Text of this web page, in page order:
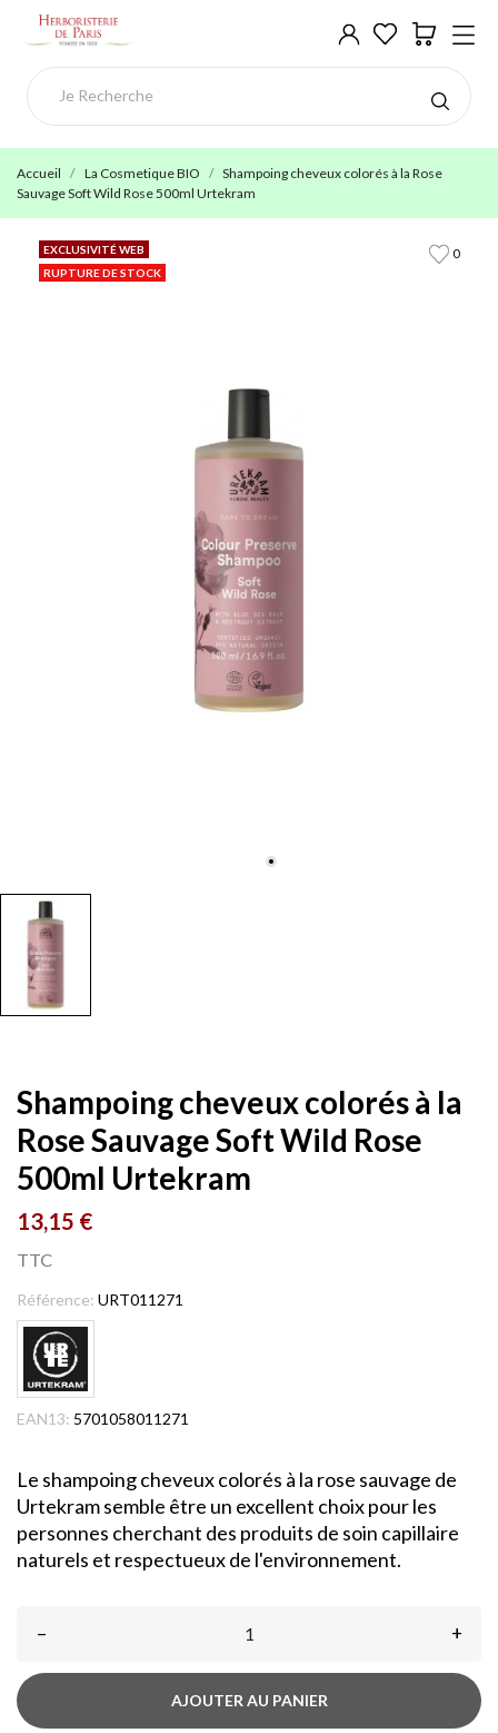
Accueil La Cosmetique BIO
Shampoing cheveux colorés à la Rose
Sauvage Soft Wild Rose 500ml Urtekram
0
EXCLUSIVITÉ WEB
RUPTURE DE STOCK
Shampoing cheveux colorés à la
Rose Sauvage Soft Wild Rose
500ml Urtekram
13,15 €
TTC
Référence: URT011271
EAN13: 5701058011271
Le shampoing cheveux colorés à la rose sauvage de
Urtekram semble être un excellent choix pour les
personnes cherchant des produits de soin capillaire
naturels et respectueux de l'environnement.
– +
AJOUTER AU PANIER